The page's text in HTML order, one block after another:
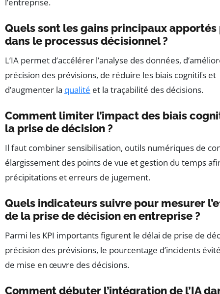
l’entreprise.
Quels sont les gains principaux apportés
dans le processus décisionnel ?
L’IA permet d’accélérer l’analyse des données,
précision des prévisions, de réduire les biais cognitifs et
d’augmenter la qualité et la traçabilité des décisions.
Comment limiter l’impact des biais
la prise de décision ?
Il faut combiner sensibilisation, outils numériques de
élargissement des points de vue et gestion du temps
précipitations et erreurs de jugement.
Quels indicateurs suivre pour mesurer
de la prise de décision en entreprise ?
Parmi les KPI importants figurent le délai de prise de
précision des prévisions, le pourcentage d’incidents
de mise en œuvre des décisions.
Comment débuter l’intégration de l’IA